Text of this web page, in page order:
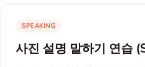
SPEAKING
사진 설명 말하기 연습